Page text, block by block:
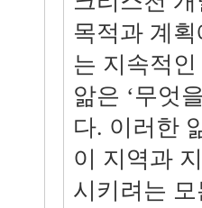
목적과 계
는 지속적
앎은 ‘무엇
다. 이러한
이 지역과
시키려는